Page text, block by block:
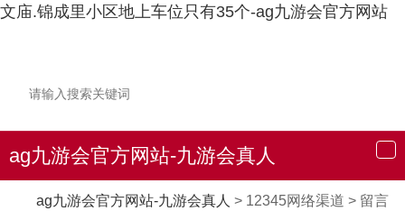
文庙.锦成里小区地上车位只有35个-ag九游会官方网站
导
航
ag九游会官方网站-九游会真人
ag九游会官方网站-九游会真人 > 12345网络渠道 > 留言